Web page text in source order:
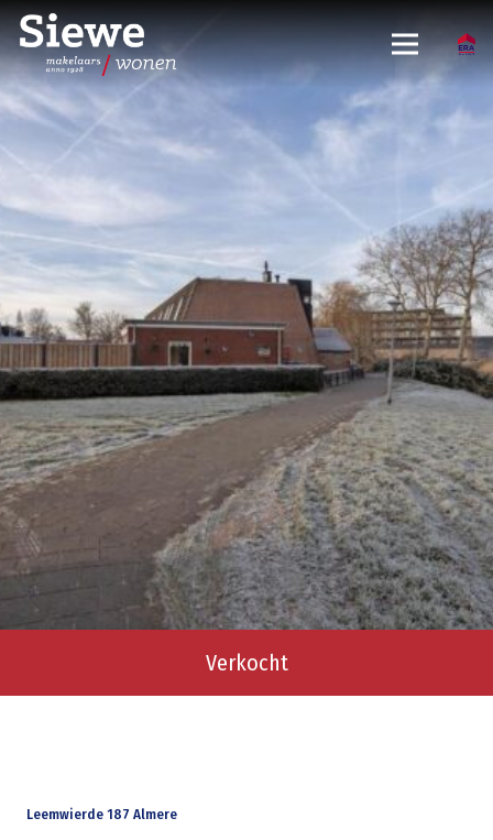
Verkocht
Leemwierde 187 Almere